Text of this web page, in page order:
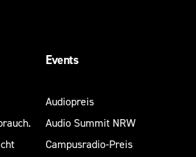
Events
Audiopreis
Audio Summit NRW
Campusradio-Preis